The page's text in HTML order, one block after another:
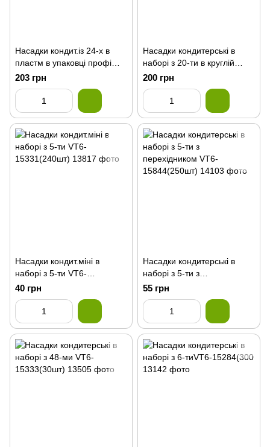
Насадки кондит.із 24-х в
пластм в упаковці профi
VT6-14833(60)
203 грн
Насадки кондитерські в
наборі з 20-ти в круглій
упаковці VT6-15821(100)
200 грн
Насадки кондит.міні в
наборі з 5-ти VT6-
15331(240шт)
40 грн
Насадки кондитерські в
наборі з 5-ти з
перехідником VT6-
15844(250шт)
55 грн